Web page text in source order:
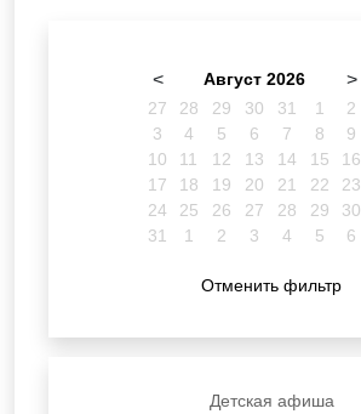
< Август 2026 >
27 28 29 30 31 1
2
3
4 5 6 7 8
9
10
11 12 13 14 15
16
17
18 19 20 21 22
23
24
25 26 27 28 29
30
31
1 2 3 4 5 6
Отменить фильтр
Детская афиша